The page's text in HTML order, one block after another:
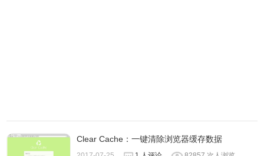
Clear Cache：一键清除浏览器缓存数据